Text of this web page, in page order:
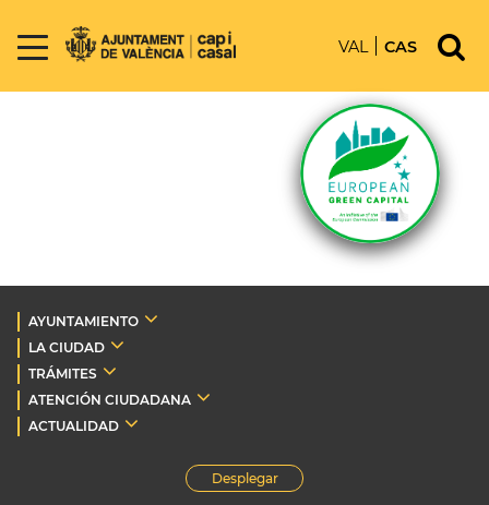
VAL CAS
AYUNTAMIENTO
LA CIUDAD
TRÁMITES
ATENCIÓN CIUDADANA
ACTUALIDAD
Desplegar